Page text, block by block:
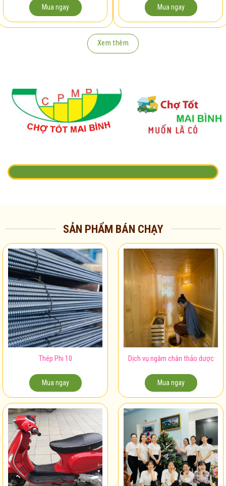
Mua ngay Mua ngay
Xem thêm
SẢN PHẨM BÁN CHẠY
Thép Phi 10
Mua ngay
Dịch vụ ngâm chân thảo dược
Mua ngay